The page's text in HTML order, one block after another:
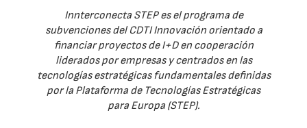
Innterconecta STEP es el programa de
subvenciones del CDTI Innovación orientado a
financiar proyectos de I+D en cooperación
liderados por empresas y centrados en las
tecnologías estratégicas fundamentales definidas
por la Plataforma de Tecnologías Estratégicas
para Europa (STEP).